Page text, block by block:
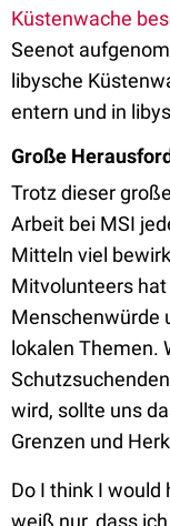
Küstenwache
Seenot
libysche
entern und in
Große
Trotz dieser
Arbeit bei MSI
Mitteln viel
Mitvolunteers hat
Menschenwürde
lokalen Themen.
wird, sollte uns
Grenzen und
Do I think I would
weiß nur, dass